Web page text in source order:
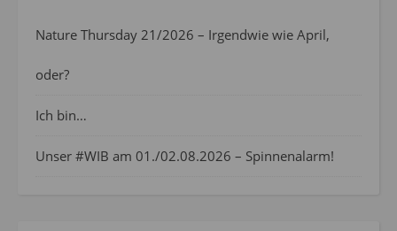
Nature Thursday 21/2026 – Irgendwie wie April,
oder?
Ich bin…
Unser #WIB am 01./02.08.2026 – Spinnenalarm!